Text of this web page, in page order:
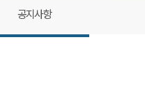
공지사항